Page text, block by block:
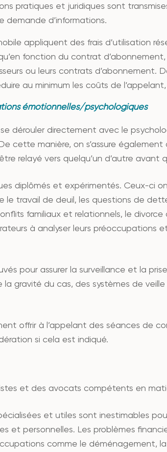
pratiques et juridiques sont
demande d’informations.
appliquent des frais d’utilisation
fonction du contrat
ou leurs contrats d’abonnement.
au minimum les coûts de
émotionnelles/psychologiques
dérouler directement avec le
cette manière, on s’assure également
relayé vers quelqu’un d’autre avant
diplômés et expérimentés. Ceux-ci
travail de deuil, les questions de
familiaux et relationnels, le
à analyser leurs préoccupations
pour assurer la surveillance et la
gravité du cas, des systèmes de
offrir à l’appelant des séances de
si cela est indiqué.
et des avocats compétents en
et utiles sont inestimables
et personnelles. Les problèmes
comme le déménagement,